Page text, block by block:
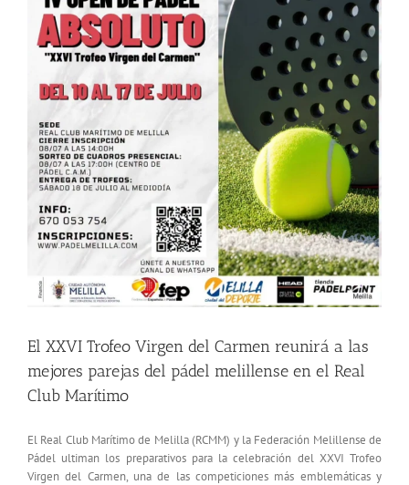
El XXVI Trofeo Virgen del Carmen reunirá a las
mejores parejas del pádel melillense en el Real
Club Marítimo
El Real Club Marítimo de Melilla (RCMM) y la Federación Melillense de
Pádel ultiman los preparativos para la celebración del XXVI Trofeo
Virgen del Carmen, una de las competiciones más emblemáticas y